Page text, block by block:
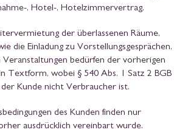
, Hotel-, Hotelzimmervertrag.
der überlassenen Räume,
die Einladung zu Vorstellungsgesprächen,
Veranstaltungen bedürfen der vorherigen
Textform, wobei § 540 Abs. 1 Satz 2 BGB
Kunde nicht Verbraucher ist.
des Kunden finden nur
ausdrücklich vereinbart wurde.